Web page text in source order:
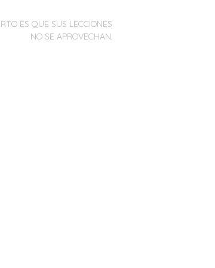
ES QUE SUS LECCIONES
NO SE APROVECHAN.